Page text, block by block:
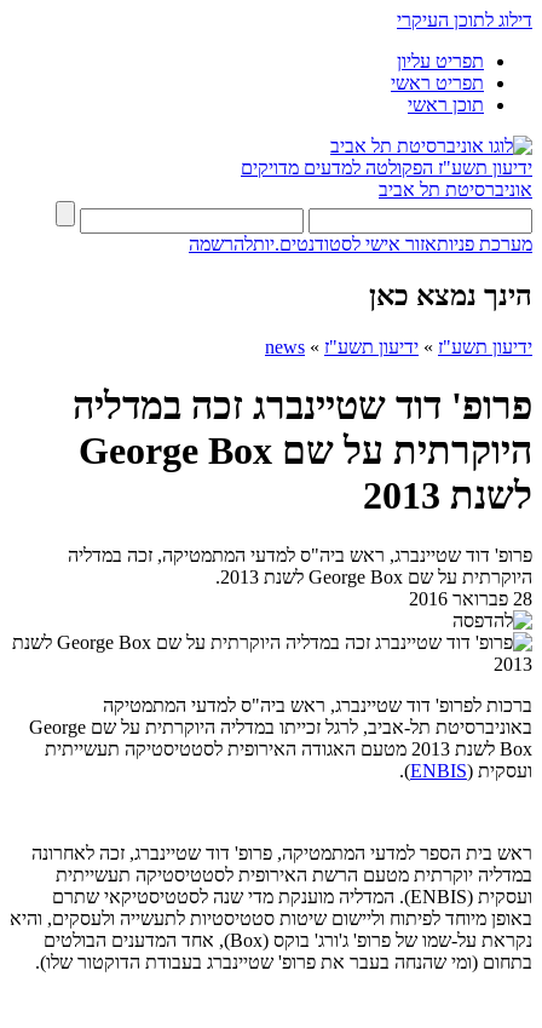
דילוג לתוכן העיקרי
תפריט עליון
תפריט ראשי
תוכן ראשי
ידיעון תשע"ז הפקולטה למדעים מדויקים
אוניברסיטת תל אביב
מערכת פניותאזור אישי לסטודנטים.יותלהרשמה
הינך נמצא כאן
ידיעון תשע"ז » ידיעון תשע"ז »
news
פרופ' דוד שטיינברג זכה במדליה
היוקרתית על שם George Box
לשנת 2013
פרופ' דוד שטיינברג, ראש ביה"ס למדעי המתמטיקה, זכה במדליה
היוקרתית על שם George Box לשנת 2013.
28 פברואר 2016
ברכות לפרופ' דוד שטיינברג, ראש ביה"ס למדעי המתמטיקה
באוניברסיטת תל-אביב, לרגל זכייתו במדליה היוקרתית על שם George
Box לשנת 2013 מטעם האגודה האירופית לסטטיסטיקה תעשייתית
ועסקית (ENBIS
).
ראש בית הספר למדעי המתמטיקה, פרופ' דוד שטיינברג, זכה לאחרונה
במדליה יוקרתית מטעם הרשת האירופית לסטטיסטיקה תעשייתית
ועסקית (ENBIS). המדליה מוענקת מדי שנה לסטטיסטיקאי שתרם
באופן מיוחד לפיתוח וליישום שיטות סטטיסטיות לתעשייה ולעסקים, והיא
נקראת על-שמו של פרופ' ג'ורג' בוקס (Box), אחד המדענים הבולטים
בתחום (ומי שהנחה בעבר את פרופ' שטיינברג בעבודת הדוקטור שלו).